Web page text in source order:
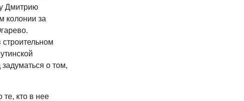
Дмитрию
колонии за
о том,
кто в нее